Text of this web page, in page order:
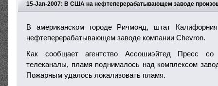
15-Jan-2007: В США на нефтеперерабатывающем заводе
В американском городе Ричмонд, штат
нефтеперерабатывающем заводе компании Chevron.
Как сообщает агентство Ассошиэйтед Пресс
телеканалы, пламя поднималось над комплексом
Пожарным удалось локализовать пламя.